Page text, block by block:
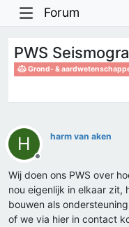
Forum
PWS
Grond- &
H
Offline
harm van aken
Wij doen ons PWS over
nou eigenlijk in elkaar zit,
bouwen als
of we via hier in contact